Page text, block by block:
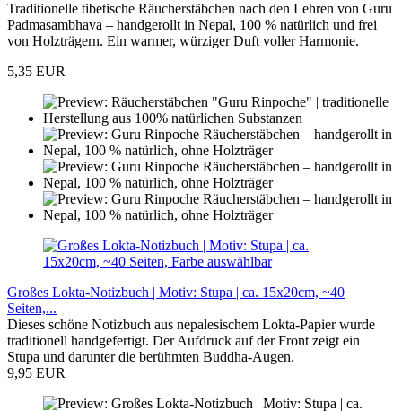
Traditionelle tibetische Räucherstäbchen nach den Lehren von Guru
Padmasambhava – handgerollt in Nepal, 100 % natürlich und frei
von Holzträgern. Ein warmer, würziger Duft voller Harmonie.
5,35 EUR
Großes Lokta-Notizbuch | Motiv: Stupa | ca. 15x20cm, ~40
Seiten,...
Dieses schöne Notizbuch aus nepalesischem Lokta-Papier wurde
traditionell handgefertigt. Der Aufdruck auf der Front zeigt ein
Stupa und darunter die berühmten Buddha-Augen.
9,95 EUR